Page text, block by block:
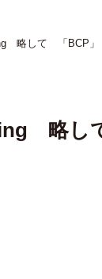
略して 「BCP」
略し